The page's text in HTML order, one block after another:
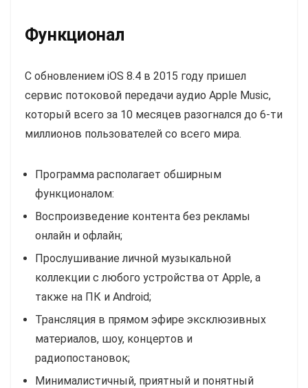
Функционал
С обновлением iOS 8.4 в 2015 году пришел
сервис потоковой передачи аудио Apple Music,
который всего за 10 месяцев разогнался до 6-ти
миллионов пользователей со всего мира.
Программа располагает обширным
функционалом:
Воспроизведение контента без рекламы
онлайн и офлайн;
Прослушивание личной музыкальной
коллекции с любого устройства от Apple, а
также на ПК и Android;
Трансляция в прямом эфире эксклюзивных
материалов, шоу, концертов и
радиопостановок;
Минималистичный, приятный и понятный